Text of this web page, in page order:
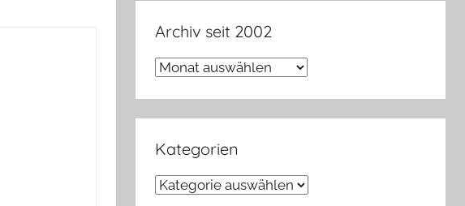
Archiv seit 2002
Archiv
Kategorien
Kategorien